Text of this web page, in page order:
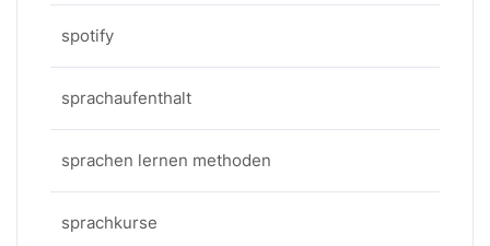
spotify
sprachaufenthalt
sprachen lernen methoden
sprachkurse